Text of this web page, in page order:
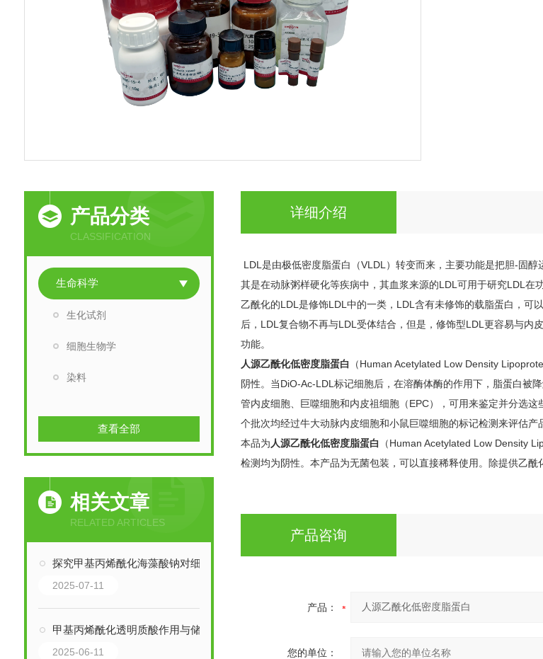
产品分类
CLASSIFICATION
生命科学
生化试剂
细胞生物学
染料
查看全部
相关文章
RELATED ARTICLES
探究甲基丙烯酰化海藻酸钠对细胞相容性的影响
2025-07-11
甲基丙烯酰化透明质酸作用与储存要求
2025-06-11
详细介绍
LDL是由极低密度脂蛋白（VLDL）转变而来，主要功能是把胆-固
其是在动脉粥样硬化等疾病中，其血浆来源的LDL可用于研究LDL在
乙酰化的LDL是修饰LDL中的一类，LDL含有未修饰的载脂蛋白，可
后，LDL复合物不再与LDL受体结合，但是，修饰型LDL更容易与内
功能。
人源乙酰化低密度脂蛋白
（Human Acetylated Low Density
阴性。当DiO-Ac-LDL标记细胞后，在溶酶体酶的作用下，脂蛋白被
管内皮细胞、巨噬细胞和内皮祖细胞（EPC），可用来鉴定并分选
个批次均经过牛大动脉内皮细胞和小鼠巨噬细胞的标记检测来评估产
本品为 人源乙酰化低密度脂蛋白
（Human Acetylated Low Density
检测均为阴性。本产品为无菌包装，可以直接稀释使用。除提供乙
产品咨询
产品：
您的单位：